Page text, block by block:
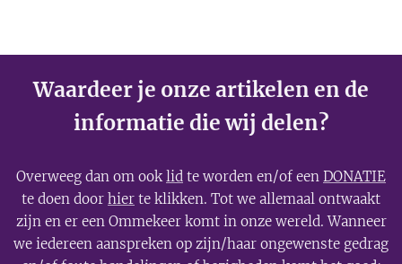
Waardeer je onze artikelen en de
informatie die wij delen?
Overweeg dan om ooklid te worden en/of een DONATIE
te doen door hier te klikken. Tot we allemaal ontwaakt
zijn en er een Ommekeer komt in onze wereld. Wanneer
we iedereen aanspreken op zijn/haar ongewenste gedrag